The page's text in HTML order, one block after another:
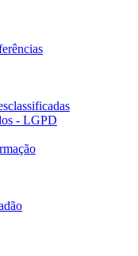
- LGPD